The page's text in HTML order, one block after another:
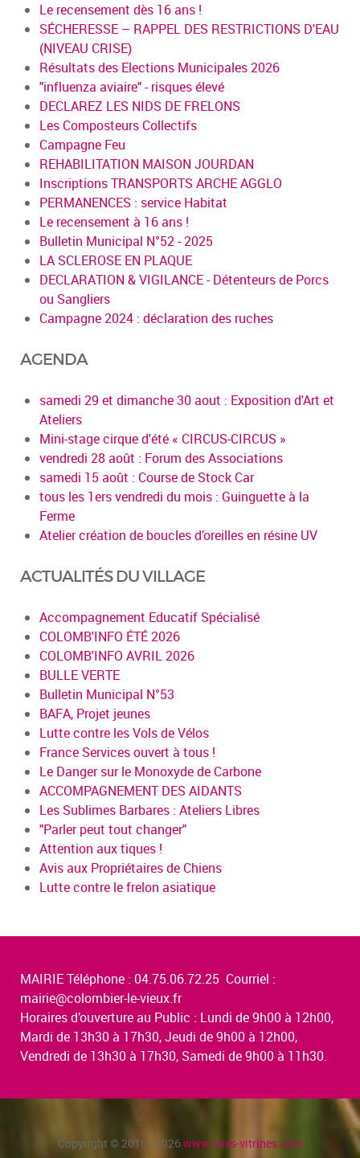
Le recensement dès 16 ans !
SÉCHERESSE – RAPPEL DES RESTRICTIONS D'EAU
(NIVEAU CRISE)
Résultats des Elections Municipales 2026
"influenza aviaire" - risques élevé
DECLAREZ LES NIDS DE FRELONS
Les Composteurs Collectifs
Campagne Feu
REHABILITATION MAISON JOURDAN
Inscriptions TRANSPORTS ARCHE AGGLO
PERMANENCES : service Habitat
Le recensement à 16 ans !
Bulletin Municipal N°52 - 2025
LA SCLEROSE EN PLAQUE
DECLARATION & VIGILANCE - Détenteurs de Porcs
ou Sangliers
Campagne 2024 : déclaration des ruches
AGENDA
samedi 29 et dimanche 30 aout : Exposition d'Art et
Ateliers
Mini-stage cirque d'été « CIRCUS-CIRCUS »
vendredi 28 août : Forum des Associations
samedi 15 août : Course de Stock Car
tous les 1ers vendredi du mois : Guinguette à la
Ferme
Atelier création de boucles d’oreilles en résine UV
ACTUALITÉS DU VILLAGE
Accompagnement Educatif Spécialisé
COLOMB'INFO ÉTÉ 2026
COLOMB'INFO AVRIL 2026
BULLE VERTE
Bulletin Municipal N°53
BAFA, Projet jeunes
Lutte contre les Vols de Vélos
France Services ouvert à tous !
Le Danger sur le Monoxyde de Carbone
ACCOMPAGNEMENT DES AIDANTS
Les Sublimes Barbares : Ateliers Libres
"Parler peut tout changer"
Attention aux tiques !
Avis aux Propriétaires de Chiens
Lutte contre le frelon asiatique
MAIRIE Téléphone : 04.75.06.72.25 Courriel :
mairie@colombier-le-vieux.fr
Horaires d’ouverture au Public : Lundi de 9h00 à 12h00,
Mardi de 13h30 à 17h30, Jeudi de 9h00 à 12h00,
Vendredi de 13h30 à 17h30, Samedi de 9h00 à 11h30.
Copyright © 2016 - 2026www.sites-vitrines.com